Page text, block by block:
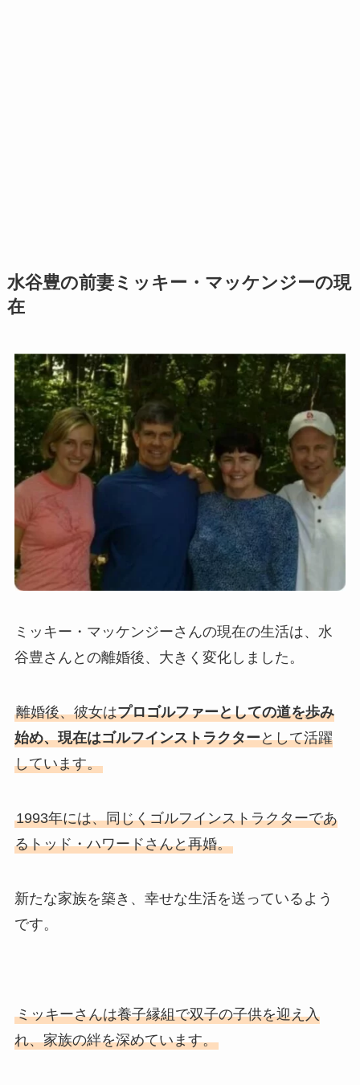
水谷豊の前妻ミッキー・マッケンジーの現
在
ミッキー・マッケンジーさんの現在の生活は、水
谷豊さんとの離婚後、大きく変化しました。
離婚後、彼女はプロゴルファーとしての道を歩み
始め、現在はゴルフインストラクターとして活躍
しています。
1993年には、同じくゴルフインストラクターであ
るトッド・ハワードさんと再婚。
新たな家族を築き、幸せな生活を送っているよう
です。
ミッキーさんは養子縁組で双子の子供を迎え入
れ、家族の絆を深めています。